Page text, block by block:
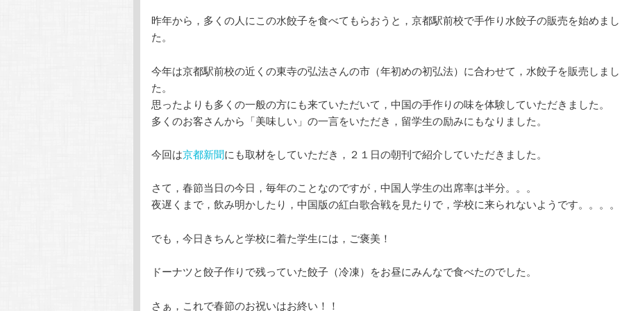
昨年から，多くの人にこの水餃子を食べてもらおうと，京都駅前校で手作り水餃子の販売を始めまし
た。
今年は京都駅前校の近くの東寺の弘法さんの市（年初めの初弘法）に合わせて，水餃子を販売しまし
た。
思ったよりも多くの一般の方にも来ていただいて，中国の手作りの味を体験していただきました。
多くのお客さんから「美味しい」の一言をいただき，留学生の励みにもなりました。
今回は京都新聞にも取材をしていただき，２１日の朝刊で紹介していただきました。
さて，春節当日の今日，毎年のことなのですが，中国人学生の出席率は半分。。。
夜遅くまで，飲み明かしたり，中国版の紅白歌合戦を見たりで，学校に来られないようです。。。。
でも，今日きちんと学校に着た学生には，ご褒美！
ドーナツと餃子作りで残っていた餃子（冷凍）をお昼にみんなで食べたのでした。
さぁ，これで春節のお祝いはお終い！！